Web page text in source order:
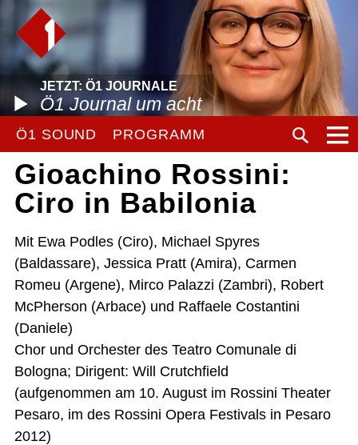
JETZT: Ö1 JOURNALE
Ö1 Journal um acht
Ö1 SOUND PROGRAMM
Gioachino Rossini:
Ciro in Babilonia
Mit Ewa Podles (Ciro), Michael Spyres
(Baldassare), Jessica Pratt (Amira), Carmen
Romeu (Argene), Mirco Palazzi (Zambri), Robert
McPherson (Arbace) und Raffaele Costantini
(Daniele)
Chor und Orchester des Teatro Comunale di
Bologna; Dirigent: Will Crutchfield
(aufgenommen am 10. August im Rossini Theater
Pesaro, im des Rossini Opera Festivals in Pesaro
2012)